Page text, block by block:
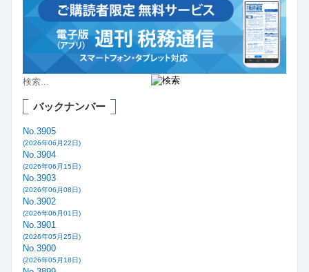
バックナンバー
No.3905
(2026年06月22日)
No.3904
(2026年06月15日)
No.3903
(2026年06月08日)
No.3902
(2026年06月01日)
No.3901
(2026年05月25日)
No.3900
(2026年05月18日)